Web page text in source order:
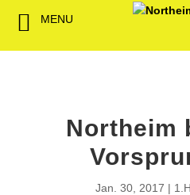
Northeim
Jan. 30, 2017
MENU
Back
Spielbetrieb
Back
Back
Back
FWD